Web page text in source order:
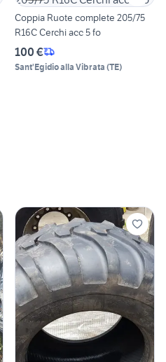
Coppia Ruote complete 205/75
R16C Cerchi acc 5 fo
100 €
Sant'Egidio alla Vibrata (TE)